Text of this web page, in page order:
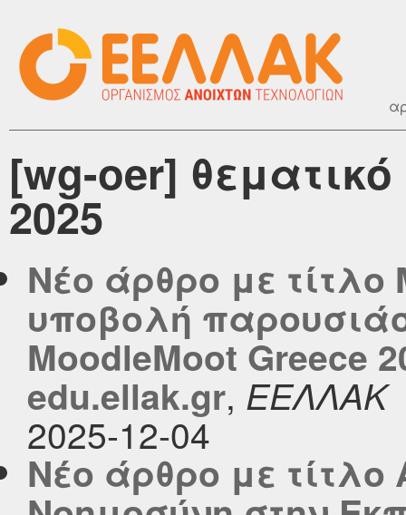
[wg-oer]
2025
Νέο άρθρο με τίτλο
υποβολή
MoodleMoot Greece
edu.ellak.gr, ΕΕΛΛΑΚ
2025-12-04
Νέο άρθρο με τίτλο